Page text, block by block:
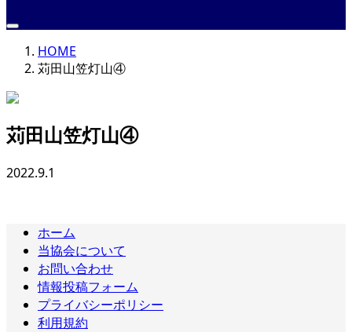
HOME
苅田山笠灯山④
苅田山笠灯山④
2022.9.1
ホーム
当協会について
お問い合わせ
情報投稿フォーム
プライバシーポリシー
利用規約